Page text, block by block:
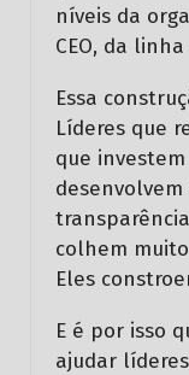
níveis da
CEO, da
Essa
Líderes que
que
desenvolvem
colhem
Eles
E é por isso
ajudar